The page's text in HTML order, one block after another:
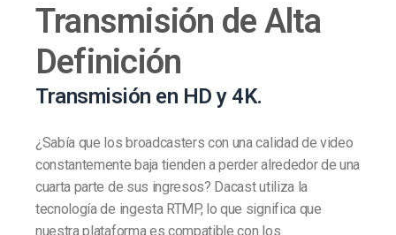
Transmisión de Alta
Definición
Transmisión en HD y 4K.
¿Sabía que los broadcasters con una calidad de video
constantemente baja tienden a perder alrededor de una
cuarta parte de sus ingresos? Dacast utiliza la
tecnología de ingesta RTMP, lo que significa que
nuestra plataforma es compatible con los